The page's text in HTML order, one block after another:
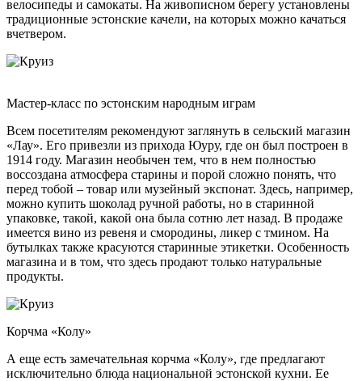
велосипеды и самокаты. На живописном берегу установлены
традиционные эстонские качели, на которых можно качаться
вчетвером.
Мастер-класс по эстонским народным играм
Всем посетителям рекомендуют заглянуть в сельский магазин
«Лау». Его привезли из прихода Юуру, где он был построен в
1914 году. Магазин необычен тем, что в нем полностью
воссоздана атмосфера старины и порой сложно понять, что
перед тобой – товар или музейный экспонат. Здесь, например,
можно купить шоколад ручной работы, но в старинной
упаковке, такой, какой она была сотню лет назад. В продаже
имеется вино из ревеня и смородины, ликер с тмином. На
бутылках также красуются старинные этикетки. Особенность
магазина и в том, что здесь продают только натуральные
продукты.
Корчма «Колу»
А еще есть замечательная корчма «Колу», где предлагают
исключительно блюда национальной эстонской кухни. Ее